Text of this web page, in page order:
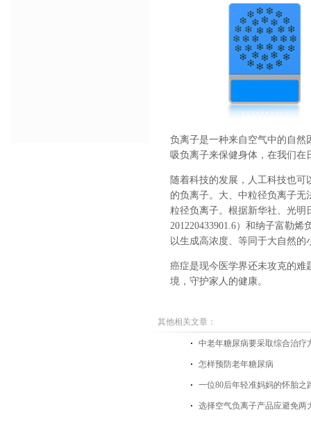
负离子是一种来自空气中的自然
吸负离子来保健身体，在我们在
随着科技的发展，人工科技也
的负离子。大、中粒径负离子
粒径负离子。根据新华社、光明
201220433901.6）和纳子富勒
以生成高浓度、等同于大自然
癌症是现今医学界还未攻克的难
境，守护家人的健康。
其他相关文章：
中老年糖尿病要采取综合治疗
怎样预防老年糖尿病
一位80后年轻准妈妈的怀胎之
选择空气负离子产品应避免两